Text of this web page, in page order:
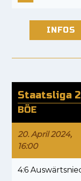
INFOS
Staatsliga
BÖE
20. April 2024,
16:00
4:6